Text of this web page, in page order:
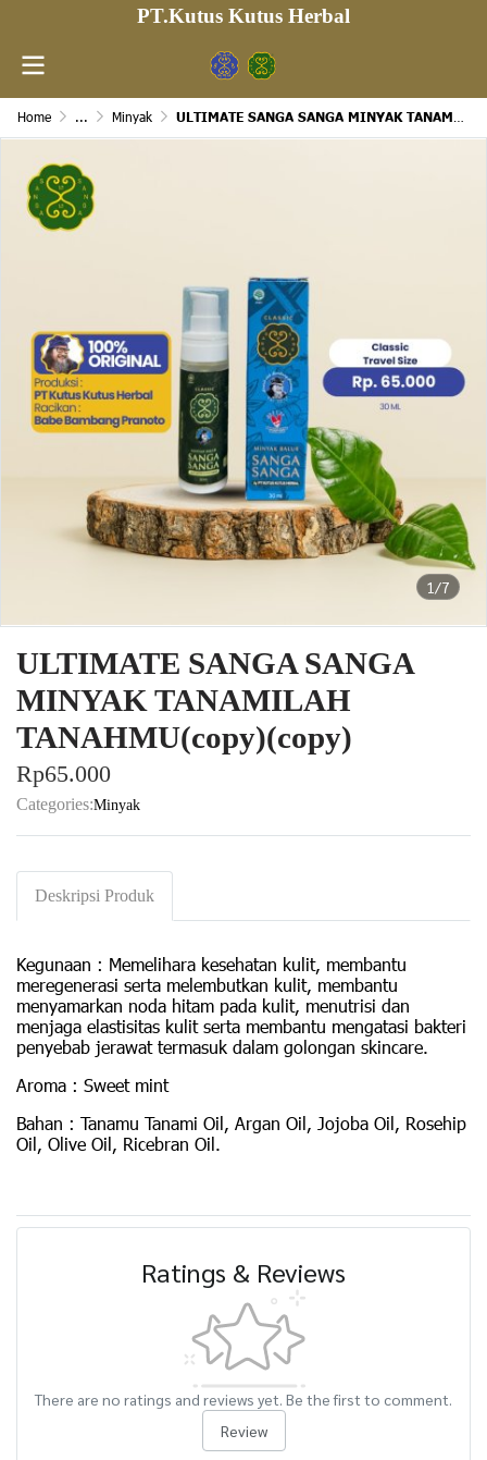
PT.Kutus Kutus Herbal
Home ... Minyak ULTIMATE SANGA SANGA MINYAK TANAMILAH TANAHMU(copy)(copy)
1/7
ULTIMATE SANGA SANGA
MINYAK TANAMILAH
TANAHMU(copy)(copy)
Rp65.000
Categories:Minyak
Deskripsi Produk
Kegunaan : Memelihara kesehatan kulit, membantu
meregenerasi serta melembutkan kulit, membantu
menyamarkan noda hitam pada kulit, menutrisi dan
menjaga elastisitas kulit serta membantu mengatasi bakteri
penyebab jerawat termasuk dalam golongan skincare.
Aroma : Sweet mint
Bahan : Tanamu Tanami Oil, Argan Oil, Jojoba Oil, Rosehip
Oil, Olive Oil, Ricebran Oil.
Ratings & Reviews
There are no ratings and reviews yet. Be the first to comment.
Review